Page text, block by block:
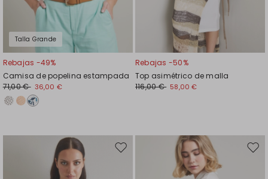
Talla Grande
Rebajas -49%
Camisa de popelina estampada
71,00 € 36,00 €
Rebajas -50%
Top asimétrico de malla
116,00 € 58,00 €
Mover